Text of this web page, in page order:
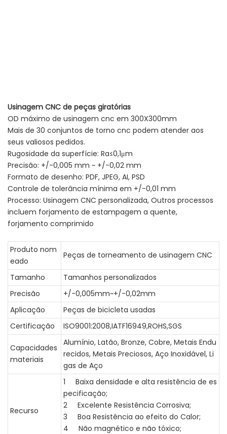
Usinagem CNC de peças giratórias
OD máximo de usinagem cnc em 300X300mm
Mais de 30 conjuntos de torno cnc podem atender aos
seus valiosos pedidos.
Rugosidade da superfície: Ra≤0,1μm
Precisão: +/-0,005 mm ~ +/-0,02 mm
Formato de desenho: PDF, JPEG, AI, PSD
Controle de tolerância mínima em +/-0,01 mm
Processo: Usinagem CNC personalizada, Outros processos
incluem forjamento de estampagem a quente,
forjamento comprimido
Produto nom
eado
Peças de torneamento de usinagem CNC
Tamanho
Tamanhos personalizados
Precisão
+/-0,005mm~+/-0,02mm
Aplicação
Peças de bicicleta usadas
Certificação
ISO9001:2008,IATF16949,ROHS,SGS
Capacidades
materiais
Alumínio, Latão, Bronze, Cobre, Metais Endu
recidos, Metais Preciosos, Aço Inoxidável, Li
gas de Aço
Recurso
1 Baixa densidade e alta resistência de es
pecificação;
2 Excelente Resistência Corrosiva;
3 Boa Resistência ao efeito do Calor;
4 Não magnético e não tóxico;